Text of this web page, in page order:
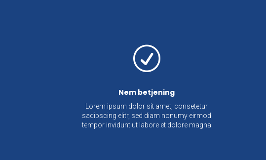
R
Nem betjening
Lorem ipsum dolor sit amet, consetetur
sadipscing elitr, sed diam nonumy eirmod
tempor invidunt ut labore et dolore magna